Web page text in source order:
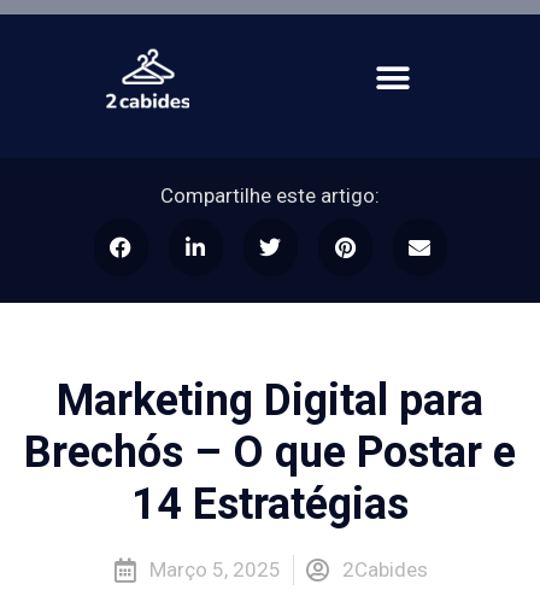
Compartilhe este artigo:
Marketing Digital para
Brechós – O que Postar e
14 Estratégias
Março 5, 2025 2Cabides